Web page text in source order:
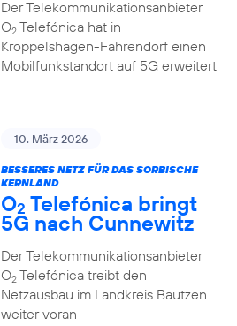
Der Telekommunikationsanbieter
O2Telefónica hat in
Kröppelshagen-Fahrendorf einen
Mobilfunkstandort auf 5G erweitert
10. März 2026
BESSERES NETZ FÜR DAS SORBISCHE
KERNLAND
O2 Telefónica bringt
5G nach Cunnewitz
Der Telekommunikationsanbieter
O2Telefónica treibt den
Netzausbau im Landkreis Bautzen
weiter voran